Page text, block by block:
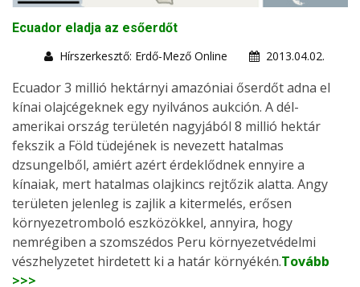
Ecuador eladja az esőerdőt
Hírszerkesztő: Erdő-Mező Online
2013.04.02.
Ecuador 3 millió hektárnyi amazóniai őserdőt adna el
kínai olajcégeknek egy nyilvános aukción. A dél-
amerikai ország területén nagyjából 8 millió hektár
fekszik a Föld tüdejének is nevezett hatalmas
dzsungelből, amiért azért érdeklődnek ennyire a
kínaiak, mert hatalmas olajkincs rejtőzik alatta. Angy
területen jelenleg is zajlik a kitermelés, erősen
környezetromboló eszközökkel, annyira, hogy
nemrégiben a szomszédos Peru környezetvédelmi
vészhelyzetet hirdetett ki a határ környékén.Tovább
>>>